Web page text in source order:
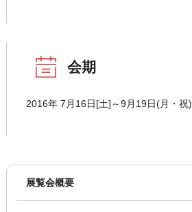
会期
2016年 7月16日[土]～9月19日(月・祝)
展覧会概要